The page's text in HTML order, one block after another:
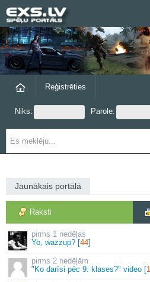
Reģistrēties
Niks: Parole:
Jaunākais portālā
Raksti
1 nedēļas
Yo, wazzup? [44]
2 nedēļām
"Ko darīsi pēc 9. klases?" video [1